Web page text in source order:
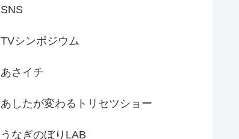
SNS
TVシンポジウム
あさイチ
あしたが変わるトリセツショー
うなぎのぼりLAB